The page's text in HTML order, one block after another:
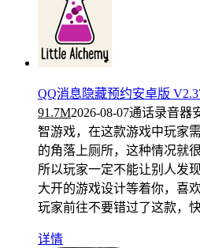
QQ消息隐藏预约安卓版
91.7M2026-08-07通话录音器
智游戏，在这款游戏中玩家
的角落上厕所，这种情况就
所以玩家一定不能让别人发
大开的游戏设计等着你，喜
玩家前往不要错过了这款，
详情